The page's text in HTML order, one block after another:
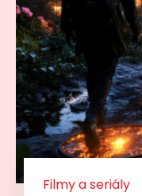
Filmy a seriály